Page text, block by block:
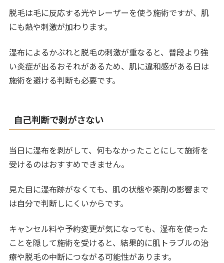
脱毛は毛に反応する光やレーザーを使う施術ですが、肌
にも熱や刺激が加わります。
湿布によるかぶれと脱毛の刺激が重なると、普段より強
い炎症が出るおそれがあるため、肌に違和感がある日は
施術を避ける判断も必要です。
自己判断で剥がさない
当日に湿布を剥がして、何もなかったことにして施術を
受けるのはおすすめできません。
見た目に湿布跡がなくても、肌の状態や薬剤の影響まで
は自分で判断しにくいからです。
キャンセル料や予約変更が気になっても、湿布を使った
ことを隠して施術を受けると、結果的に肌トラブルの治
療や脱毛の中断につながる可能性があります。